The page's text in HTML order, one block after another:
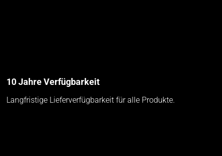
10 Jahre Verfügbarkeit
Langfristige Lieferverfügbarkeit für alle Produkte.